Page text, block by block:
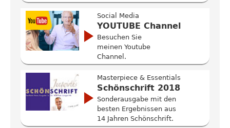
Social Media
YOUTUBE Channel
Besuchen Sie
meinen Youtube
Channel.
Masterpiece & Essentials
Schönschrift 2018
Sonderausgabe mit den
besten Ergebnissen aus
14 Jahren Schönschrift.